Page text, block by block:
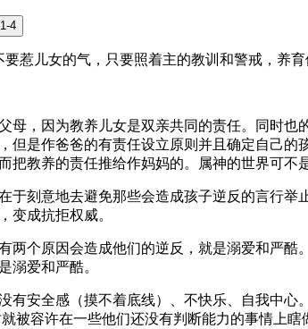
4
惹儿女的气，只要照着主的教训和警戒，养育
母，因为教养儿女是双亲共同的责任。同时
但是作爸爸的有责任设立原则并且确定自己
把教养的责任推给作妈妈的。属神的世界可
于刻意地去避免那些会造成孩子逆反的言行举
变成抗拒权威。
两个原因会造成他们的逆反，就是溺爱和严
溺爱和严酷。
有安全感（摸不着底线）、不快乐、自我中
被容许在一些他们还没有判断能力的事情上